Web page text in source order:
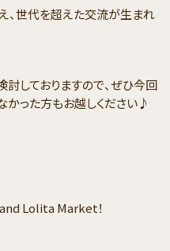
、世代を超えた交流が生まれ
しておりますので、ぜひ今回
かった方もお越しください♪
Lolita Market！